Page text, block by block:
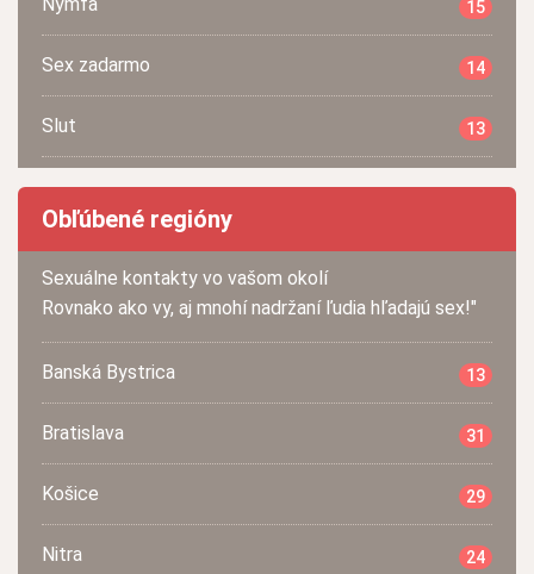
Nymfa 15
Sex zadarmo 14
Slut 13
Obľúbené regióny
Sexuálne kontakty vo vašom okolí
Rovnako ako vy, aj mnohí nadržaní ľudia hľadajú sex!"
Banská Bystrica 13
Bratislava 31
Košice 29
Nitra 24